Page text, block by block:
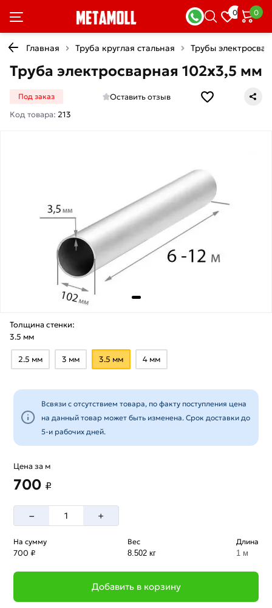
0 0
Главная Труба круглая стальная Трубы
Труба электросварная 102х3,5 мм
Под заказ
Оставить отзыв
Код товара: 213
Толщина стенки:
3.5 мм
2.5 мм 3 мм 3.5 мм 4 мм
Всвязи с отсутствием товара, по факту поступления цена
на данный товар может быть изменена. Срок доставки до
5-и рабочих дней.
Цена за м
700 ₽
– +
На сумму
700 ₽
Вес
8.502 кг
Длина
1 м
Добавить в корзину